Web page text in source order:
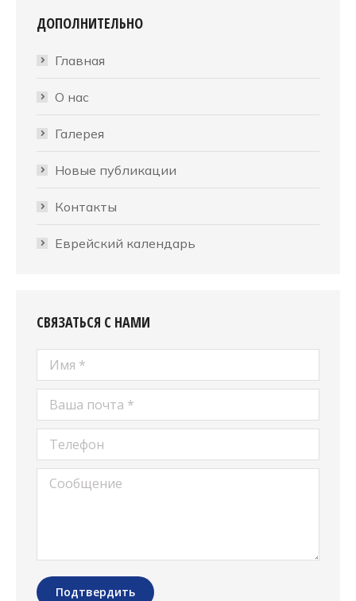
ДОПОЛНИТЕЛЬНО
Главная
О нас
Галерея
Новые публикации
Контакты
Еврейский календарь
СВЯЗАТЬСЯ С НАМИ
Имя *
Ваша почта *
Телефон
Сообщение
Подтвердить